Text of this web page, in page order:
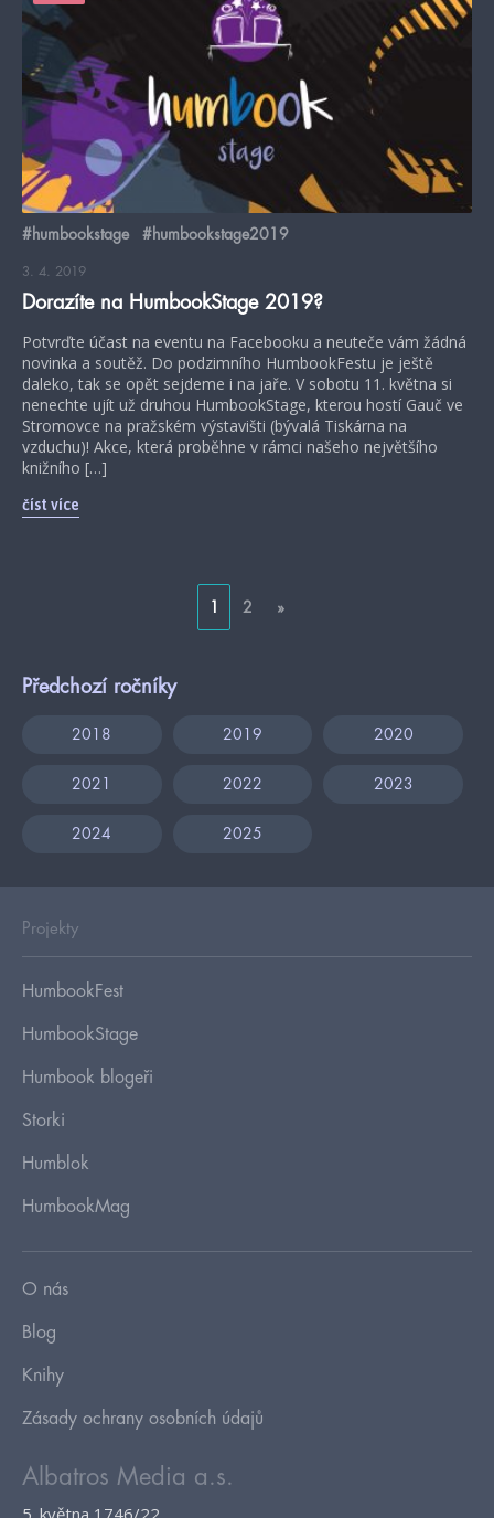
#humbookstage #humbookstage2019
3. 4. 2019
Dorazíte na HumbookStage 2019?
Potvrďte účast na eventu na Facebooku a neuteče vám žádná
novinka a soutěž. Do podzimního HumbookFestu je ještě
daleko, tak se opět sejdeme i na jaře. V sobotu 11. května si
nenechte ujít už druhou HumbookStage, kterou hostí Gauč ve
Stromovce na pražském výstavišti (bývalá Tiskárna na
vzduchu)! Akce, která proběhne v rámci našeho největšího
knižního […]
číst více
2 »
Předchozí ročníky
2018 2019 2020
2021 2022 2023
2024 2025
Projekty
HumbookFest
HumbookStage
Humbook blogeři
Storki
Humblok
HumbookMag
O nás
Blog
Knihy
Zásady ochrany osobních údajů
Albatros Media a.s.
5. května 1746/22